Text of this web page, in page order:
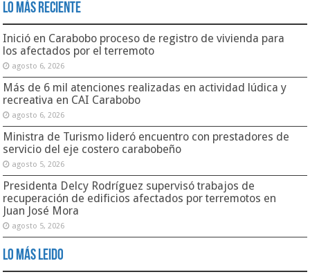
Lo Más Reciente
Inició en Carabobo proceso de registro de vivienda para
los afectados por el terremoto
agosto 6, 2026
Más de 6 mil atenciones realizadas en actividad lúdica y
recreativa en CAI Carabobo
agosto 6, 2026
Ministra de Turismo lideró encuentro con prestadores de
servicio del eje costero carabobeño
agosto 5, 2026
Presidenta Delcy Rodríguez supervisó trabajos de
recuperación de edificios afectados por terremotos en
Juan José Mora
agosto 5, 2026
Lo Más Leido